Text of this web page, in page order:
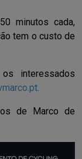
minutos cada,
tem o custo de
interessados
.
de Marco de